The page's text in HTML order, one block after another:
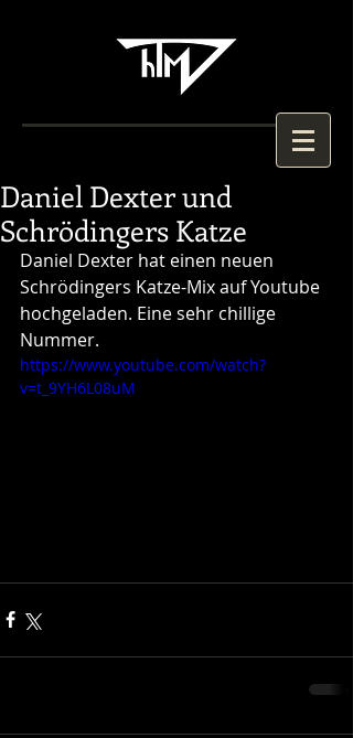
Daniel Dexter und
Schrödingers Katze
Daniel Dexter hat einen neuen
Schrödingers Katze-Mix auf Youtube
hochgeladen. Eine sehr chillige
Nummer.
https://www.youtube.com/watch?
v=t_9YH6L08uM